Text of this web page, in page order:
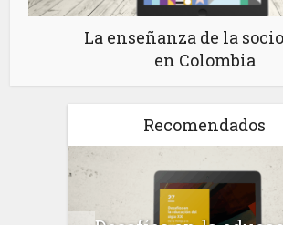
La enseñanza de la
en Colombia
Recomendados